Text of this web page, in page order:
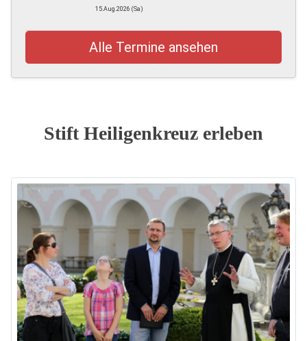
15.Aug.2026 (Sa)
Alle Termine ansehen
Stift Heiligenkreuz erleben